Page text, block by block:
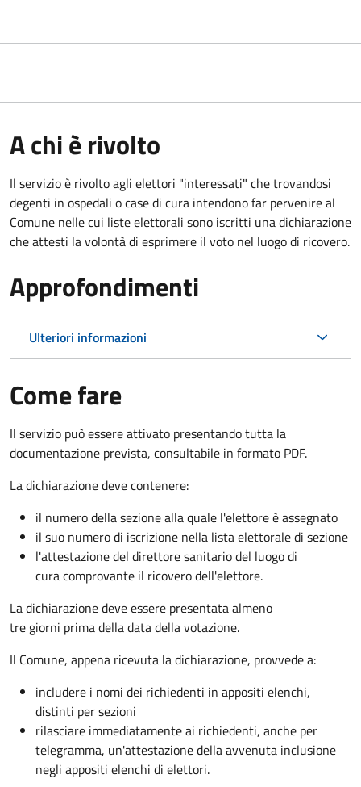
A chi è rivolto
Il servizio è rivolto agli elettori "interessati" che trovandosi
degenti in ospedali o case di cura intendono far pervenire al
Comune nelle cui liste elettorali sono iscritti una dichiarazione
che attesti la volontà di esprimere il voto nel luogo di ricovero.
Approfondimenti
Ulteriori informazioni
Come fare
Il servizio può essere attivato presentando tutta la
documentazione prevista, consultabile in formato PDF.
La dichiarazione deve contenere:
il numero della sezione alla quale l'elettore è assegnato
il suo numero di iscrizione nella lista elettorale di sezione
l'attestazione del direttore sanitario del luogo di
cura comprovante il ricovero dell'elettore.
La dichiarazione deve essere presentata almeno
tre giorni prima della data della votazione.
Il Comune, appena ricevuta la dichiarazione, provvede a:
includere i nomi dei richiedenti in appositi elenchi,
distinti per sezioni
rilasciare immediatamente ai richiedenti, anche per
telegramma, un'attestazione della avvenuta inclusione
negli appositi elenchi di elettori.